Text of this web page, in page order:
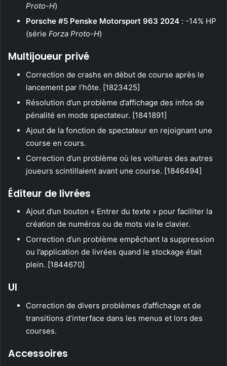
Proto-H)
Porsche #5 Penske Motorsport 963 2024 : -14% HP
(série Forza Proto-H)
Multijoueur privé
Correction de crashs en début de course après le
lancement par l’hôte. [1823425]
Résolution d’un problème d’affichage des infos de
pénalité en mode spectateur. [1841891]
Ajout de la fonction de spectateur en rejoignant une
course en cours.
Correction d’un problème où les voitures des autres
joueurs scintillaient avant une course. [1846494]
Éditeur de livrées
Ajout d’un bouton « Entrer du texte » pour faciliter la
création de numéros ou de mots via le clavier.
Correction d’un problème empêchant la suppression
ou l’application de livrées quand le stockage était
plein. [1844670]
UI
Correction de divers problèmes d’affichage et de
transitions d’interface dans les menus et lors des
courses.
Accessoires